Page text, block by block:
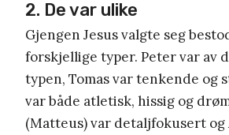
2. De var ulike
Gjengen Jesus valgte seg
forskjellige typer. Peter var av
typen, Tomas var tenkende og
var både atletisk, hissig og
(Matteus) var detaljfokusert og